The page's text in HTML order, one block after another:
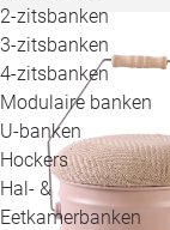
2-zitsbanken
3-zitsbanken
4-zitsbanken
Modulaire banken
U-banken
Hockers
Hal- &
Eetkamerbanken